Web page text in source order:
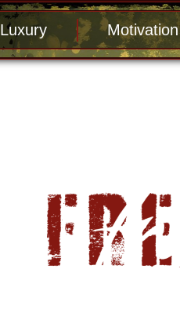
Luxury Motivation